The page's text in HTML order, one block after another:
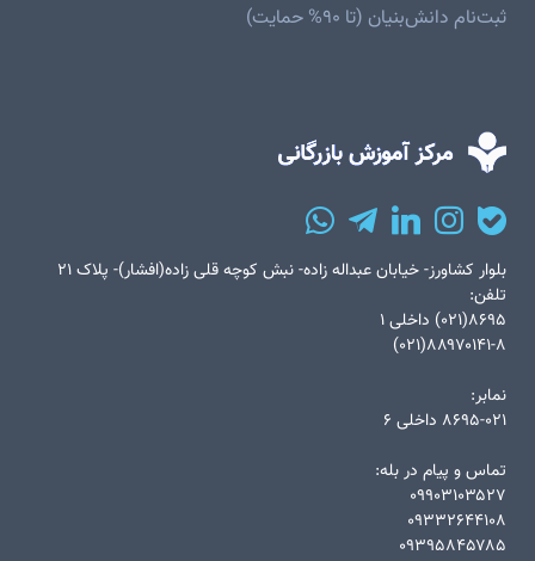
ثبت‌نام دانش‌بنیان (تا ۹۰% حمایت)
بلوار کشاورز- خیابان عبداله زاده- نبش کوچه قلی زاده(افشار)- پلاک ۲۱
تلفن:
۸۶۹۵(۰۲۱) داخلی ۱
۸۸۹۷۰۱۴۱-۸(۰۲۱)
نمابر:
۸۶۹۵-۰۲۱ داخلی ۶
تماس و پیام در بله:
۰۹۹۰۳۱۰۳۵۲۷
۰۹۳۳۲۶۴۴۱۰۸
۰۹۳۹۵۸۴۵۷۸۵